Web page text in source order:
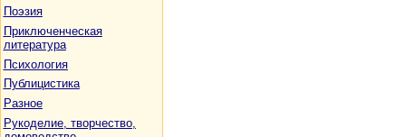
Поэзия
Приключенческая
литература
Психология
Публицистика
Разное
Рукоделие, творчество,